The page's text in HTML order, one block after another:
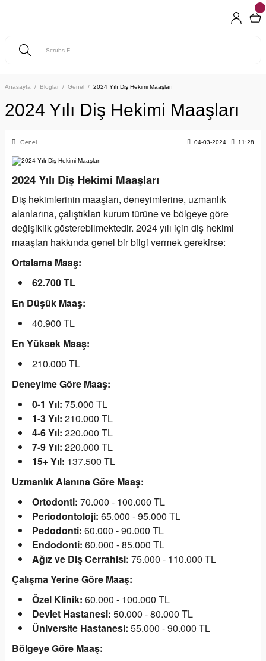
Anasayfa Bloglar Genel 2024 Yılı Diş Hekimi Maaşları
2024 Yılı Diş Hekimi Maaşları
Genel 04-03-2024 11:28
2024 Yılı Diş Hekimi Maaşları
Diş hekimlerinin maaşları, deneyimlerine, uzmanlık
alanlarına, çalıştıkları kurum türüne ve bölgeye göre
değişiklik gösterebilmektedir. 2024 yılı için diş hekimi
maaşları hakkında genel bir bilgi vermek gerekirse:
Ortalama Maaş:
62.700 TL
En Düşük Maaş:
40.900 TL
En Yüksek Maaş:
210.000 TL
Deneyime Göre Maaş:
0-1 Yıl: 75.000 TL
1-3 Yıl: 210.000 TL
4-6 Yıl: 220.000 TL
7-9 Yıl: 220.000 TL
15+ Yıl: 137.500 TL
Uzmanlık Alanına Göre Maaş:
Ortodonti: 70.000 - 100.000 TL
Periodontoloji: 65.000 - 95.000 TL
Pedodonti: 60.000 - 90.000 TL
Endodonti: 60.000 - 85.000 TL
Ağız ve Diş Cerrahisi: 75.000 - 110.000 TL
Çalışma Yerine Göre Maaş:
Özel Klinik: 60.000 - 100.000 TL
Devlet Hastanesi: 50.000 - 80.000 TL
Üniversite Hastanesi: 55.000 - 90.000 TL
Bölgeye Göre Maaş: